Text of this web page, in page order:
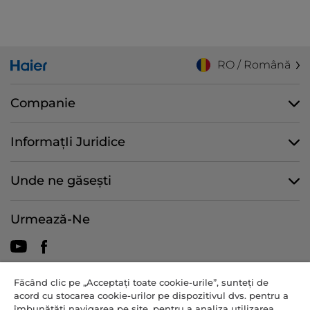
RO / Română
Companie
InformațIi Juridice
Unde ne găsești
Urmează-Ne
CANDY HOOVER GROUP S.r.I. - asociat unic - SEDIU SOCIAL: Via
Comolli, 57 - 20861 Brugherio (MB) - Italia - BIROURI
Făcând clic pe „Acceptați toate cookie-urile”, sunteți de
acord cu stocarea cookie-urilor pe dispozitivul dvs. pentru a